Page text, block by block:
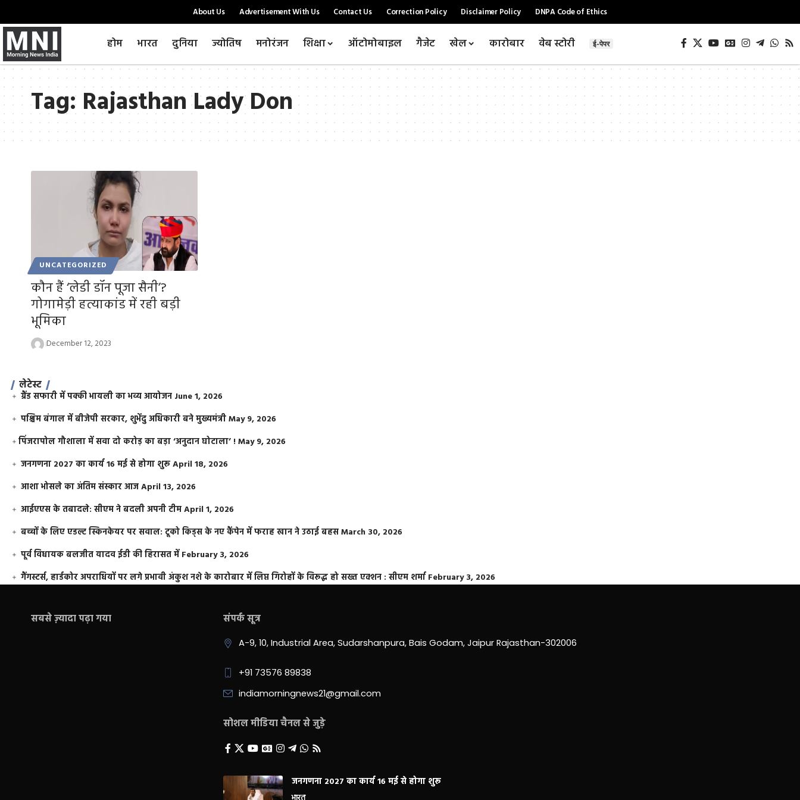
About Us Advertisement With Us Contact Us Correction Policy Disclaimer Policy DNPA Code of Ethics
होम भारत दुनिया ज्योतिष मनोरंजन शिक्षा ऑटोमोबाइल गैजेट खेल कारोबार वेब स्टोरी ई-पेपर
Tag: Rajasthan Lady Don
UNCATEGORIZED
कौन हैं ‘लेडी डॉन पूजा सैनी’?
गोगामेड़ी हत्याकांड में रही बड़ी
भूमिका
December 12, 2023
लेटेस्ट
ग्रैंड सफारी में पक्की भायली का भव्य आयोजन June 1, 2026
पश्चिम बंगाल में बीजेपी सरकार, शुभेंदु अधिकारी बने मुख्यमंत्रीMay 9, 2026
​पिंजरापोल गौशाला में सवा दो करोड़ का बड़ा ‘अनुदान घोटाला’ !May 9, 2026
जनगणना 2027 का कार्य 16 मई से होगा शुरूApril 18, 2026
आशा भोसले का अंतिम संस्कार आजApril 13, 2026
आईएएस के तबादले: सीएम ने बदली अपनी टीमApril 1, 2026
बच्चों के लिए एडल्ट स्किनकेयर पर सवाल: टूको किड्स के नए कैंपेन में फराह खान ने उठाई बहसMarch 30, 2026
पूर्व विधायक बलजीत यादव ईडी की हिरासत में February 3, 2026
गैंगस्टर्स, हार्डकोर अपराधियों पर लगे प्रभावी अंकुश नशे के कारोबार में लिप्त गिरोहों के विरूद्ध हो सख्त एक्शन : सीएम शर्मा February 3, 2026
सबसे ज़्यादा पढ़ा गया संपर्क सूत्र
A-9, 10, Industrial Area, Sudarshanpura, Bais Godam, Jaipur Rajasthan-302006
+91 73576 89838
indiamorningnews21@gmail.com
सोशल मीडिया चैनल से जुड़े
जनगणना 2027 का कार्य 16 मई से होगा शुरू